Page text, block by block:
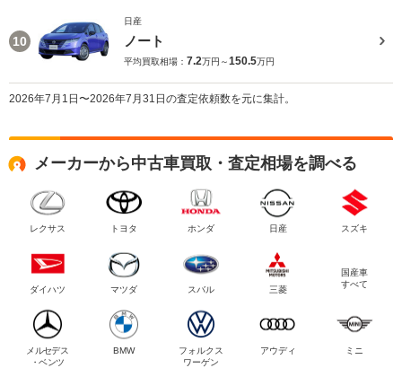
10
日産
ノート
平均買取相場： 7.2万円～150.5万円
2026年7月1日〜2026年7月31日の査定依頼数を元に集計。
メーカーから中古車買取・査定相場を調べる
レクサス トヨタ ホンダ 日産 スズキ
ダイハツ マツダ スバル 三菱
国産車
すべて
メルセデス
・ベンツ
BMW
フォルクス
ワーゲン
アウディ ミニ